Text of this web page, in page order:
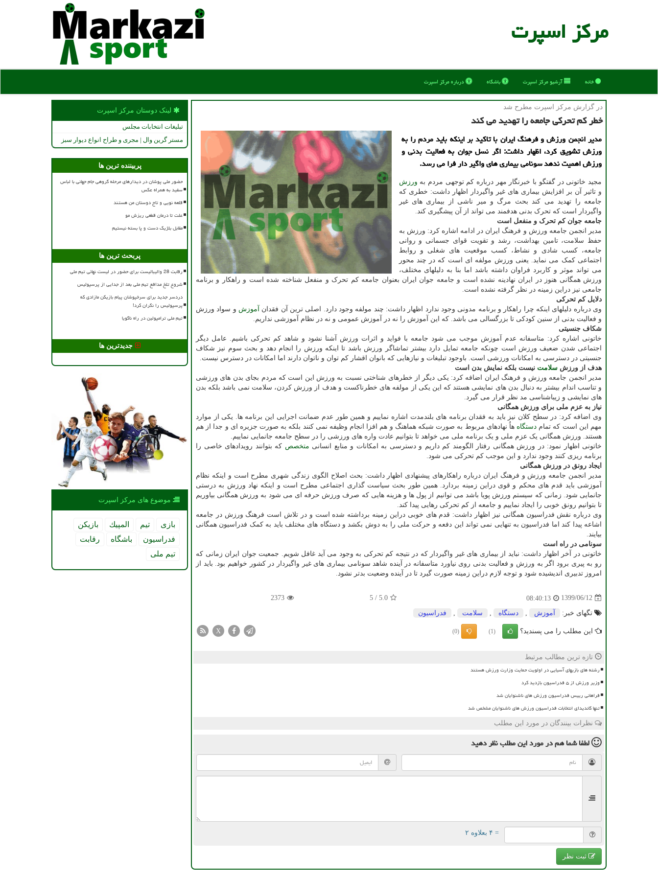
مركز اسپرت
خانه آرشیو مركز اسپرت باشگاه درباره مركز اسپرت
در گزارش مركز اسپرت مطرح شد
خطر كم تحركی جامعه را تهدید می كند
مدیر انجمن ورزش و فرهنگ ایران با تاكید بر اینكه باید مردم را به
ورزش تشویق كرد، اظهار داشت: اگر نسل جوان به فعالیت بدنی و
ورزش اهمیت ندهد سونامی بیماری های واگیر دار فرا می رسد.
مجید خاتونی در گفتگو با خبرنگار مهر درباره کم توجهی مردم به ورزش
و تاثیر آن بر افزایش بیماری های غیر واگیردار اظهار داشت: خطری که
جامعه را تهدید می کند بحث مرگ و میر ناشی از بیماری های غیر
واگیردار است که تحرک بدنی هدفمند می تواند از آن پیشگیری کند.
جامعه جوان کم تحرک و منفعل است
مدیر انجمن جامعه ورزش و فرهنگ ایران در ادامه اشاره کرد: ورزش به
حفظ سلامت، تامین بهداشت، رشد و تقویت قوای جسمانی و روانی
جامعه، کسب شادی و نشاط، کسب موقعیت های شغلی و روابط
اجتماعی کمک می نماید. یعنی ورزش مولفه ای است که در چند محور
می تواند موثر و کاربرد فراوان داشته باشد اما بنا به دلیلهای مختلف،
ورزش همگانی هنوز در ایران نهادینه نشده است و جامعه جوان ایران بعنوان جامعه کم تحرک و منفعل شناخته شده است و راهکار و برنامه
جامعی نیز دراین زمینه در نظر گرفته نشده است.
دلایل کم تحرکی
وی درباره دلیلهای اینکه چرا راهکار و برنامه مدونی وجود ندارد اظهار داشت: چند مولفه وجود دارد. اصلی ترین آن فقدان
آموزش و سواد ورزش
و فعالیت بدنی از سنین کودکی تا بزرگسالی می باشد. که این آموزش را نه در آموزش عمومی و نه در نظام آموزشی نداریم.
شکاف جنسیتی
خاتونی اشاره کرد: متاسفانه عدم آموزش موجب می شود جامعه با فواید و اثرات ورزش آشنا نشود و شاهد کم تحرکی باشیم. عامل دیگر
اجتماعی شدن ضعیف ورزش است چونکه جامعه تمایل دارد بیشتر تماشاگر ورزش باشد تا اینکه ورزش را انجام دهد و بحث سوم نیز شکاف
جنسیتی در دسترسی به امکانات ورزشی است. باوجود تبلیغات و نیازهایی که بانوان اقشار کم توان و ناتوان دارند اما امکانات در دسترس نیست.
هدف از ورزش سلامت نیست بلکه نمایش بدن است
مدیر انجمن جامعه ورزش و فرهنگ ایران اضافه کرد: یکی دیگر از خطرهای شناختی نسبت به ورزش این است که مردم بجای بدن های ورزشی
و تناسب اندام بیشتر به دنبال بدن های نمایشی هستند که این یکی از مولفه های خطرناکست و هدف از ورزش کردن، سلامت نمی باشد بلکه بدن
های نمایشی و زیباشناسی مد نظر قرار می گیرد.
نیاز به عزم ملی برای ورزش همگانی
وی اضافه کرد: در سطح کلان نیز باید به فقدان برنامه های بلندمدت اشاره نماییم و همین طور عدم ضمانت اجرایی این برنامه ها. یکی از موارد
مهم این است که تمام دستگاه هاُ نهادهای مربوط به صورت شبکه هماهنگ و هم افزا انجام وظیفه نمی کنند بلکه به صورت جزیره ای و جدا از هم
هستند. ورزش همگانی یک عزم ملی و یک برنامه ملی می خواهد تا بتوانیم عادت واره های ورزشی را در سطح جامعه جانمایی نماییم.
خاتونی اظهار نمود: در ورزش همگانی رفتار الگومند کم داریم و دسترسی به امکانات و منابع انسانی متخصص که بتوانند رویدادهای خاصی را
برنامه ریزی کنند وجود ندارد و این موجب کم تحرکی می شود.
ایجاد رونق در ورزش همگانی
مدیر انجمن جامعه ورزش و فرهنگ ایران درباره راهکارهای پیشنهادی اظهار داشت: بحث اصلاح الگوی زندگی شهری مطرح است و اینکه نظام
آموزشی باید قدم های محکم و قوی دراین زمینه بردارد. همین طور بحث سیاست گذاری اجتماعی مطرح است و اینکه نهاد ورزش به درستی
جانمایی شود. زمانی که سیستم ورزش پویا باشد می توانیم از پول ها و هزینه هایی که صرف ورزش حرفه ای می شود به ورزش همگانی بیاوریم
تا بتوانیم رونق خوبی را ایجاد نماییم و جامعه از کم تحرکی رهایی پیدا کند.
وی درباره نقش فدراسیون همگانی نیز اظهار داشت: قدم های خوبی دراین زمینه برداشته شده است و در تلاش است فرهنگ ورزش در جامعه
اشاعه پیدا کند اما فدراسیون به تنهایی نمی تواند این دفعه و حرکت ملی را به دوش بکشد و دستگاه های مختلف باید به کمک فدراسیون همگانی
بیایند.
سونامی در راه است
خاتونی در آخر اظهار داشت: نباید از بیماری های غیر واگیردار که در نتیجه کم تحرکی به وجود می آید غافل شویم. جمعیت جوان ایران زمانی که
رو به پیری برود اگر به ورزش و فعالیت بدنی روی نیاورد متاسفانه در آینده شاهد سونامی بیماری های غیر واگیردار در کشور خواهیم بود. باید از
امروز تدبیری اندیشیده شود و توجه لازم دراین زمینه صورت گیرد تا در آینده وضعیت بدتر نشود.
1399/06/12
08:40:13
5.0
/
5
2373
تگهای خبر: آموزش دستگاه سلامت فدراسیون
این مطلب را می پسندید؟ (1)
(0)
X
تازه ترین مطالب مرتبط
رشته های بازیهای آسیایی در اولویت حمایت وزارت ورزش هستند
وزیر ورزش از ۵ فدراسیون بازدید کرد
فراهانی رییس فدراسیون ورزش های ناشنوایان شد
تنها کاندیدای انتخابات فدراسیون ورزش های ناشنوایان مشخص شد
نظرات بینندگان در مورد این مطلب
لطفا شما همدر مورد این مطلبنظر دهید
= ۴ بعلاوه ۲
ثبت نظر
لینک دوستان مركز اسپرت
تبلیغات انتخابات مجلس
مستر گرین وال | مجری و طراح انواع دیوار سبز
پربیننده ترین ها
حضور ملی پوشان در دیدارهای مرحله گروهی جام جهانی با لباس
سفید به همراه عکس
قلعه نویی و تاج دوستان من هستند
علت تا درمان قطعی ریزش مو
مقابل بلژیک دست و پا بسته نیستیم
پربحث ترین ها
رقابت 28 والیبالیست برای حضور در لیست نهائی تیم ملی
شروع تلخ مدافع تیم ملی بعد از جدایی از پرسپولیس
دردسر جدید برای سرخپوشان پیام بازیکن مازادی که
پرسپولیس را نگران کرد!
تیم ملی ترامپولین در راه ناگویا
جدیدترین ها
موضوع های مركز اسپرت
بازی تیم المپیك
بازیكن
فدراسیون
باشگاه
رقابت
تیم ملی